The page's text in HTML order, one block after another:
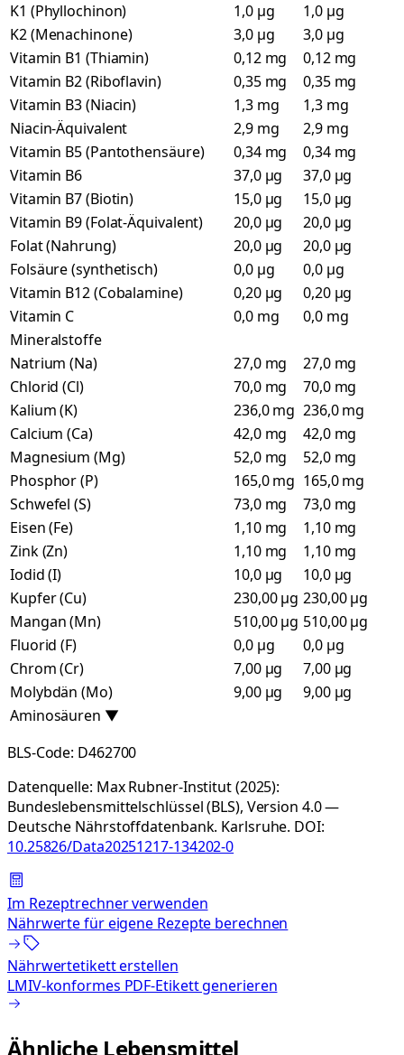
K1 (Phyllochinon)
1,0 µg
1,0 µg
K2 (Menachinone)
3,0 µg
3,0 µg
Vitamin B1 (Thiamin)
0,12 mg
0,12 mg
Vitamin B2 (Riboflavin)
0,35 mg
0,35 mg
Vitamin B3 (Niacin)
1,3 mg
1,3 mg
Niacin-Äquivalent
2,9 mg
2,9 mg
Vitamin B5 (Pantothensäure)
0,34 mg
0,34 mg
Vitamin B6
37,0 µg
37,0 µg
Vitamin B7 (Biotin)
15,0 µg
15,0 µg
Vitamin B9 (Folat-Äquivalent)
20,0 µg
20,0 µg
Folat (Nahrung)
20,0 µg
20,0 µg
Folsäure (synthetisch)
0,0 µg
0,0 µg
Vitamin B12 (Cobalamine)
0,20 µg
0,20 µg
Vitamin C
0,0 mg
0,0 mg
Mineralstoffe
Natrium (Na)
27,0 mg
27,0 mg
Chlorid (Cl)
70,0 mg
70,0 mg
Kalium (K)
236,0 mg 236,0 mg
Calcium (Ca)
42,0 mg
42,0 mg
Magnesium (Mg)
52,0 mg
52,0 mg
Phosphor (P)
165,0 mg 165,0 mg
Schwefel (S)
73,0 mg
73,0 mg
Eisen (Fe)
1,10 mg
1,10 mg
Zink (Zn)
1,10 mg
1,10 mg
Iodid (I)
10,0 µg
10,0 µg
Kupfer (Cu)
230,00 µg 230,00 µg
Mangan (Mn)
510,00 µg 510,00 µg
Fluorid (F)
0,0 µg
0,0 µg
Chrom (Cr)
7,00 µg
7,00 µg
Molybdän (Mo)
9,00 µg
9,00 µg
Aminosäuren ▼
BLS-Code: D462700
Datenquelle: Max Rubner-Institut (2025):
Bundeslebensmittelschlüssel (BLS), Version 4.0 —
Deutsche Nährstoffdatenbank. Karlsruhe. DOI:
10.25826/Data20251217-134202-0
Im Rezeptrechner verwenden
Nährwerte für eigene Rezepte berechnen
Nährwertetikett erstellen
LMIV-konformes PDF-Etikett generieren
Ähnliche Lebensmittel